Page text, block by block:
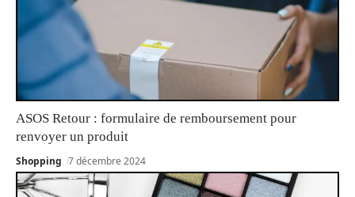
ASOS Retour : formulaire de remboursement pour
renvoyer un produit
Shopping 7 décembre 2024